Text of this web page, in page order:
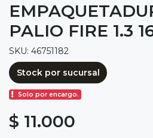
PALIO FIRE 1.3
SKU: 46751182
Stock por sucursal
Solo por encargo.
$ 11.000